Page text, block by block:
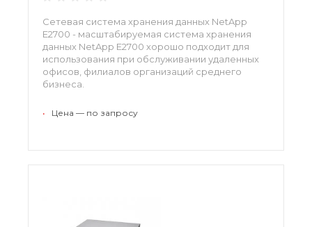
Сетевая система хранения данных NetApp
E2700 - масштабируемая система хранения
данных NetApp E2700 хорошо подходит для
использования при обслуживании удаленных
офисов, филиалов организаций среднего
бизнеса.
• Цена — по запросу